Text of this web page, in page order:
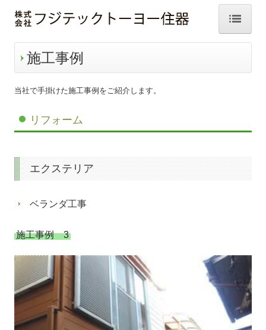
サービス案内
施工事例
水まわり
リビング・寝室
エクステリア
バリアフリー
新築
施工事例
当社で手掛けた施工事例をご紹介します。
リフォーム
エクステリア
ベランダ工事
施工事例 3